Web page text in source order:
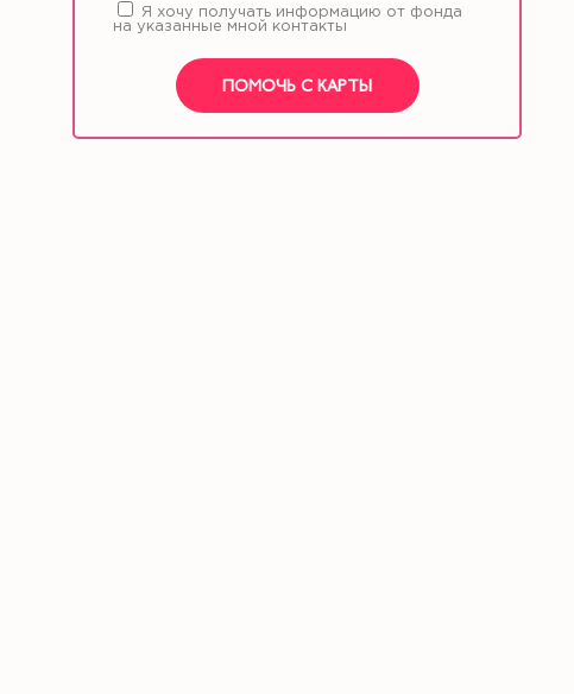
Я хочу получать информацию от фонда
на указанные мной контакты
ПОМОЧЬ С КАРТЫ